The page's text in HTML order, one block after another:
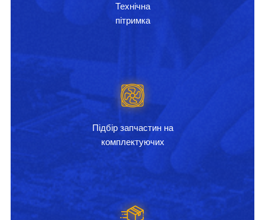
Технічна
пітримка
Підбір запчастин на
комплектуючих